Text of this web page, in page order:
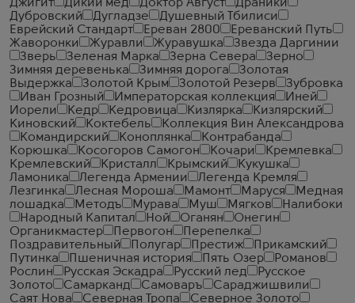
Джигит
Дикий мед Доктор Август
Драники
Дубровский
Дугладзе
Душевный Тбилиси
Еврейский Стандарт
Ереван 2800
Ереванский Путь
Жаворонки
Журавли Журавушка
Звезда Даргинии
Зверь
Зеленая Марка Зерна Севера
Зерно
Зимняя деревенька
Зимняя дорога
Золотая
Выдержка
Золотой Крым Золотой Резерв
Зубровка
Иван Грозный
Императорская коллекция
Иней
Иорели
Кедр Кедровица Кизлярка
Кизлярский
Киновский
Коктебель
Коллекция Вин Александрова
Командирский
Коноплянка
Контрабанда
Корюшка
Косогоров Самогон Кочари
Кремлевка
Кремлевский
Кристалл Крымский
Кукушка
Ламоника
Легенда Армении
Легенда Кремля
Лезгинка
Лесная Мороша Мамонт Маруся
Медная
лошадка
Методъ Мурава Муш Мягков
Налибоки
Народный Капитал
Ной Оганян
Онегин
Органикмастер
Первогон
Перепелка
Поздравительный
Полугар Престиж
Прикамский
Путинка
Пшеничная история Пять Озер
Романов
Рослин
Русская Эскадра Русский лед
Русское
Золото
Самарканд Самоваръ
Сараджишвили
Саят Нова
Северная Тропа
Северное Золото